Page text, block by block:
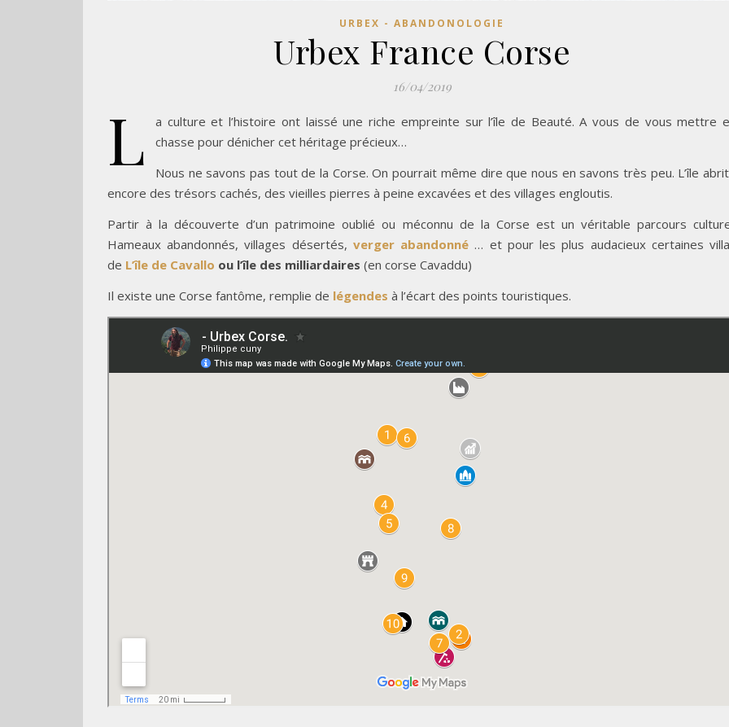
URBEX - ABANDONOLOGIE
Urbex France Corse
16/04/2019
L
a culture et l’histoire ont laissé une riche empreinte sur l’île de Beauté. A vous de vous mettre
chasse pour dénicher cet héritage précieux…
Nous ne savons pas tout de la Corse. On pourrait même dire que nous en savons très peu. L’île
encore des trésors cachés, des vieilles pierres à peine excavées et des villages engloutis.
Partir à la découverte d’un patrimoine oublié ou méconnu de la Corse est un véritable parcours
Hameaux abandonnés, villages désertés, verger abandonné … et pour les plus audacieux certaines
de L’île de Cavallo ou l’île des milliardaires (en corse Cavaddu)
Il existe une Corse fantôme, remplie de légendes à l’écart des points touristiques.